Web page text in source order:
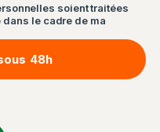
soient traitées
dans le cadre de ma